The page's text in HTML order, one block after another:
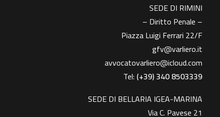
SEDE DI RIMINI
– Diritto Penale –
Piazza Luigi Ferrari 22/F
gfv@varliero.it
avvocatovarliero@icloud.com
Tel: (+39) 340 8503339
SEDE DI BELLARIA IGEA-MARINA
Via C. Pavese 21